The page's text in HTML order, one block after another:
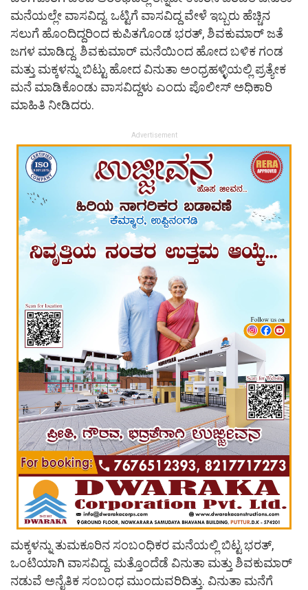
ಮನೆಯಲ್ಲೇ ವಾಸವಿದ್ದ. ಒಟ್ಟಿಗೆ ವಾಸವಿದ್ದ ವೇಳೆ ಇಬ್ಬರು ಹೆಚ್ಚಿನ
ಸಲುಗೆ ಹೊಂದಿದ್ದರಿಂದ ಕುಪಿತಗೊಂಡ ಭರತ್‌, ಶಿವಕುಮಾರ್‌ ಜತೆ
ಜಗಳ ಮಾಡಿದ್ದ. ಶಿವಕುಮಾರ್‌ ಮನೆಯಿಂದ ಹೋದ ಬಳಿಕ ಗಂಡ
ಮತ್ತು ಮಕ್ಕಳನ್ನು ಬಿಟ್ಟು ಹೋದ ವಿನುತಾ ಅಂಧ್ರಹಳ್ಳಿಯಲ್ಲಿ ಪ್ರತ್ಯೇಕ
ಮನೆ ಮಾಡಿಕೊಂಡು ವಾಸವಿದ್ದಳು ಎಂದು ಪೊಲೀಸ್‌ ಅಧಿಕಾರಿ
ಮಾಹಿತಿ ನೀಡಿದರು.
Advertisement
ಮಕ್ಕಳನ್ನು ತುಮಕೂರಿನ ಸಂಬಂಧಿಕರ ಮನೆಯಲ್ಲಿ ಬಿಟ್ಟ ಭರತ್‌,
ಒಂಟಿಯಾಗಿ ವಾಸವಿದ್ದ. ಮತ್ತೊಂದೆಡೆ ವಿನುತಾ ಮತ್ತು ಶಿವಕುಮಾರ್‌
ನಡುವೆ ಅನೈತಿಕ ಸಂಬಂಧ ಮುಂದುವರಿದಿತ್ತು. ವಿನುತಾ ಮನೆಗೆ